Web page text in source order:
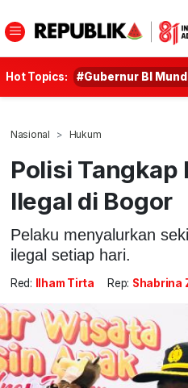
Hot Topics: #Gubernur BI
Nasional Hukum
Polisi Tangkap
Ilegal di Bogor
Pelaku menyalurkan
ilegal setiap hari.
Red: Ilham Tirta Rep: Shabrina